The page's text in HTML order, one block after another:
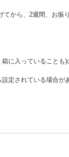
から、2週間、お振
に入っていることも)
定されている場合が